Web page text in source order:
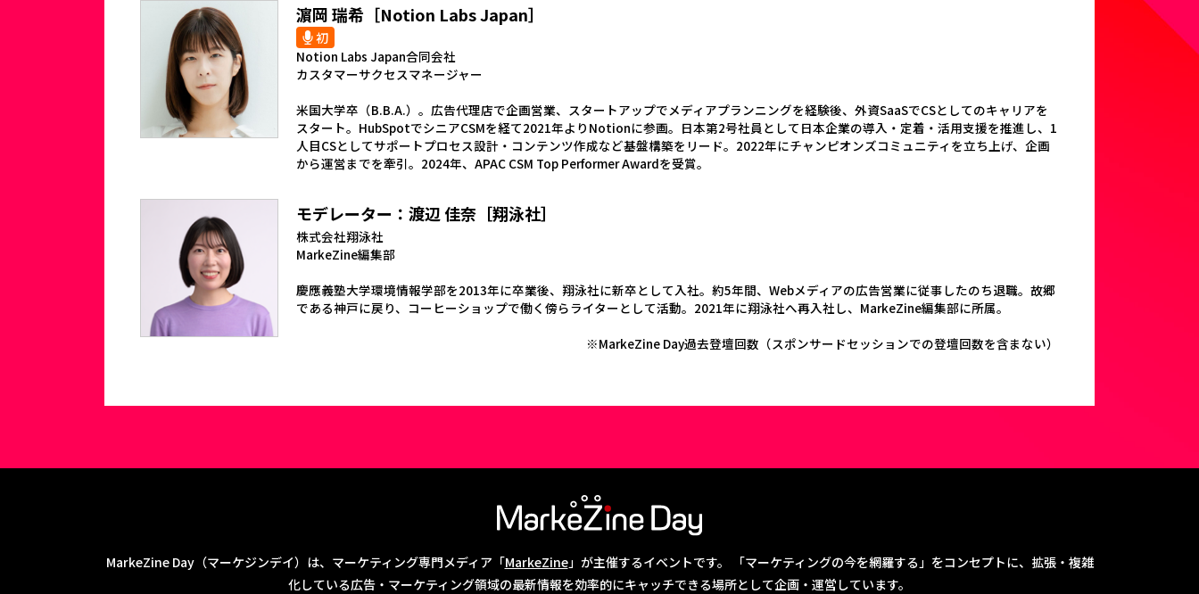
濵岡 瑞希［Notion Labs Japan］
初
Notion Labs Japan合同会社
カスタマーサクセスマネージャー
米国大学卒（B.B.A.）。広告代理店で企画営業、スタートアップでメディアプランニングを経験後、外資SaaSでCSとしてのキャリアを
スタート。HubSpotでシニアCSMを経て2021年よりNotionに参画。日本第2号社員として日本企業の導入・定着・活用支援を推進し、1
人目CSとしてサポートプロセス設計・コンテンツ作成など基盤構築をリード。2022年にチャンピオンズコミュニティを立ち上げ、企画
から運営までを牽引。2024年、APAC CSM Top Performer Awardを受賞。
モデレーター：渡辺 佳奈［翔泳社］
株式会社翔泳社
MarkeZine編集部
慶應義塾大学環境情報学部を2013年に卒業後、翔泳社に新卒として入社。約5年間、Webメディアの広告営業に従事したのち退職。故郷
である神戸に戻り、コーヒーショップで働く傍らライターとして活動。2021年に翔泳社へ再入社し、MarkeZine編集部に所属。
※MarkeZine Day過去登壇回数（スポンサードセッションでの登壇回数を含まない）
MarkeZine Day（マーケジンデイ）は、マーケティング専門メディア「MarkeZine」が主催するイベントです。 「マーケティングの今を網羅する」をコンセプトに、拡張・複雑
化している広告・マーケティング領域の最新情報を効率的にキャッチできる場所として企画・運営しています。